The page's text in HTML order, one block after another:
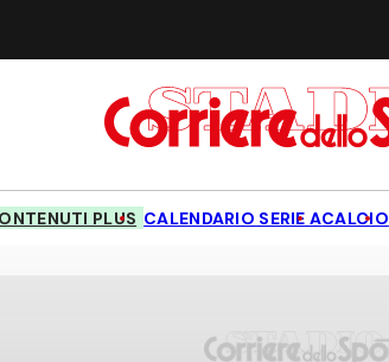
PLUS CALENDARIO SERIE ACALCIO